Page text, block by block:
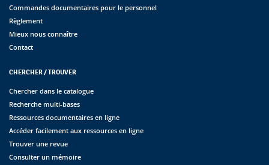
Commandes documentaires pour le personnel
Règlement
Mieux nous connaître
Contact
CHERCHER / TROUVER
Chercher dans le catalogue
Recherche multi-bases
Ressources documentaires en ligne
Accéder facilement aux ressources en ligne
Trouver une revue
Consulter un mémoire